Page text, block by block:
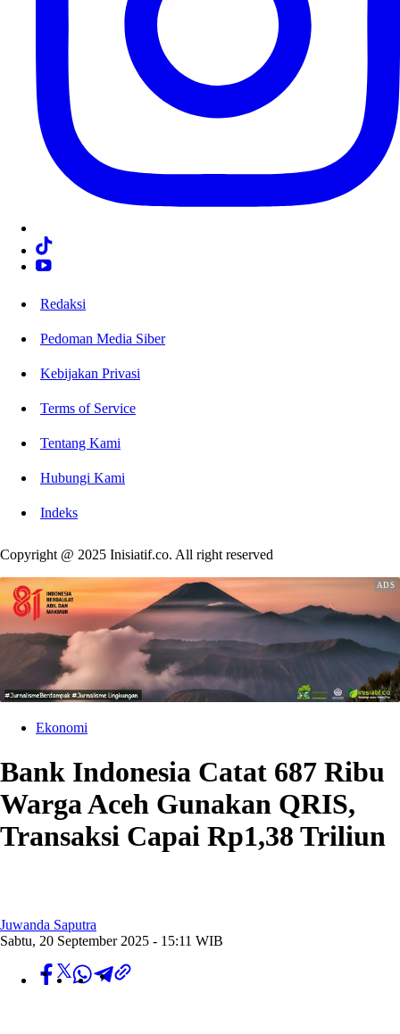
Redaksi
Pedoman Media Siber
Kebijakan Privasi
Terms of Service
Tentang Kami
Hubungi Kami
Indeks
Copyright @ 2025 Inisiatif.co. All right reserved
Ekonomi
Bank Indonesia Catat 687 Ribu
Warga Aceh Gunakan QRIS,
Transaksi Capai Rp1,38 Triliun
Juwanda Saputra
Sabtu, 20 September 2025 - 15:11 WIB